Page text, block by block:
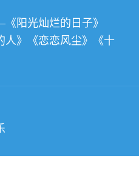
阳光灿烂的日子》
人》《恋恋风尘》《十